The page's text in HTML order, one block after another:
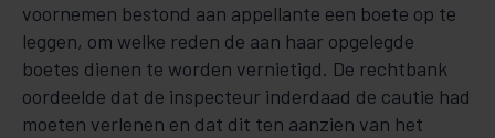
voornemen bestond aan appellante een boete op te
leggen, om welke reden de aan haar opgelegde
boetes dienen te worden vernietigd. De rechtbank
oordeelde dat de inspecteur inderdaad de cautie had
moeten verlenen en dat dit ten aanzien van het